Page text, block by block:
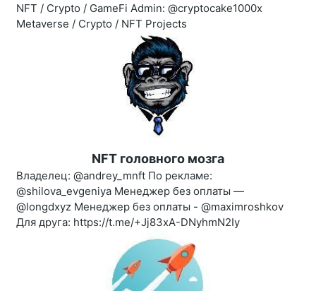
NFT / Crypto / GameFi Admin: @cryptocake1000x
Metaverse / Crypto / NFT Projects
NFT головного мозга
Владелец: @andrey_mnft По рекламе:
@shilova_evgeniya Менеджер без оплаты —
@longdxyz Менеджер без оплаты - @maximroshkov
Для друга: https://t.me/+Jj83xA-DNyhmN2Iy